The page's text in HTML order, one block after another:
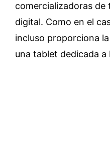
comercializadoras
digital. Como en el
incluso proporciona
una tablet dedicada a